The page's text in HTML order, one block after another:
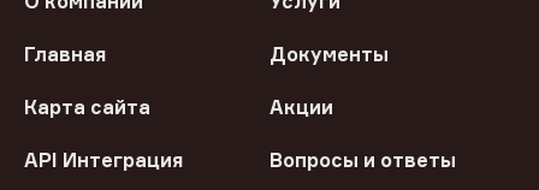
Главная Документы
Карта сайта Акции
API Интеграция Вопросы и ответы